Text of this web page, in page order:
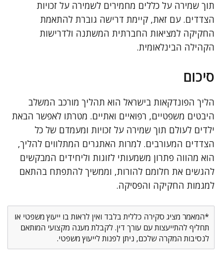
תוך שמירה על כללים מחמירים לשמירה על זכויות
הצדדים. עם זאת, קיימת דרישה גוברת להתאמת
החקיקה למציאות החברתית המשתנה ולדרישות
הקהילה הבינלאומית.
סיכום
הליך הפונדקאות בישראל הוא תהליך מורכב המשלב
היבטים משפטיים, רפואיים ואתיים. מטרתו לאפשר הבאת
ילדים לעולם תוך שמירה על זכויות ומעמדם של כל
הצדדים המעורבים. למרות האתגרים המתלווים להליך,
הוא מהווה פתרון משמעותי לזוגות וליחידים המבקשים
להגשים את חלומם להורות, וממשיך להתפתח בהתאם
למגמות החקיקה והפסיקה.
*המאמר מציג סקירה כללית בלבד ואין לראות בו ייעוץ משפטי או
תחליף להתייעצות עם עורך דין. לקבלת מענה מקצועי המותאם
לנסיבות המקרה שלכם, ניתן לפנות לייעוץ משפטי.